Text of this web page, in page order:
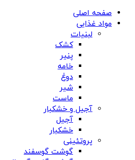
صفحه اصلی
مواد غذایی
لبنیات
کشک
پنیر
خامه
دوغ
شیر
ماست
آجیل و خشکبار
آجیل
خشکبار
پروتئینی
گوشت گوسفند